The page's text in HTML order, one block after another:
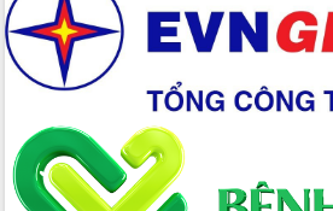
tồn biển
Lấy ý kiến điều chỉnh Quy hoạch tỉnh
Đắk Lắk thời kỳ 2021-2030, tầm nhìn
Phát động chiến dịch 30 ngày đêm
giải phóng mặt bằng Tuyến đường bộ
ven biển